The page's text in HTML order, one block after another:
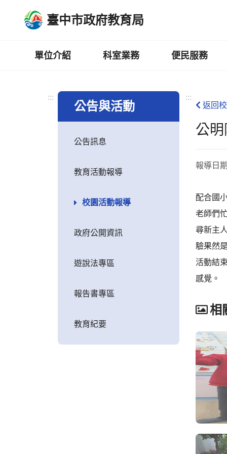
臺中市政府教育局
單位介紹 科室業務 便民服務
:::
公告與活動
公告訊息
教育活動報導
校園活動報導
政府公開資訊
遊說法專區
報告書專區
教育紀要
:::
返回
公
報導日
配合國
老師們
尋新主
驗果然
活動結
感覺。
相